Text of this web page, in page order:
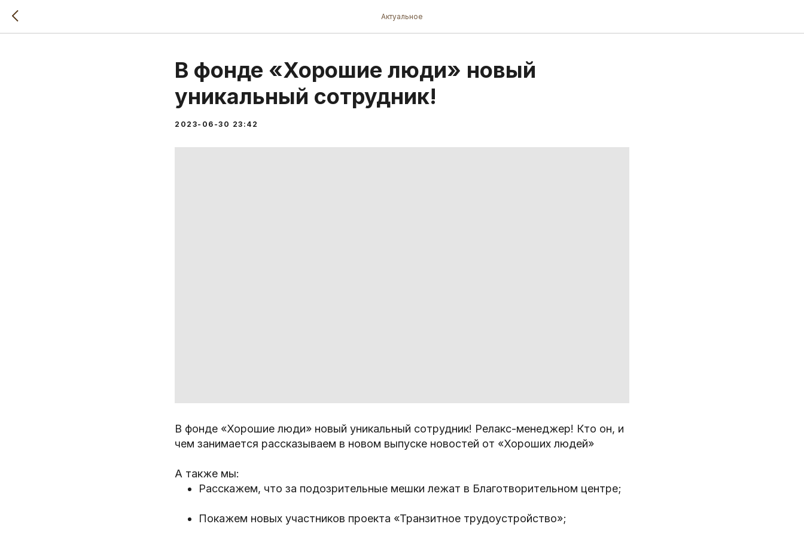
Актуальное
В фонде «Хорошие люди» новый
уникальный сотрудник!
2023-06-30 23:42
В фонде «Хорошие люди» новый уникальный сотрудник! Релакс-менеджер! Кто он, и
чем занимается рассказываем в новом выпуске новостей от «Хороших людей»
А также мы:
Расскажем, что за подозрительные мешки лежат в Благотворительном центре;
Покажем новых участников проекта «Транзитное трудоустройство»;